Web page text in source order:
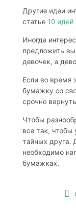
Другие идеи
статье 10 идей
Иногда
предложить
девочек, а
Если во время
бумажку со
срочно
Чтобы
все так, чтобы
тайных друга.
необходимо
бумажках.